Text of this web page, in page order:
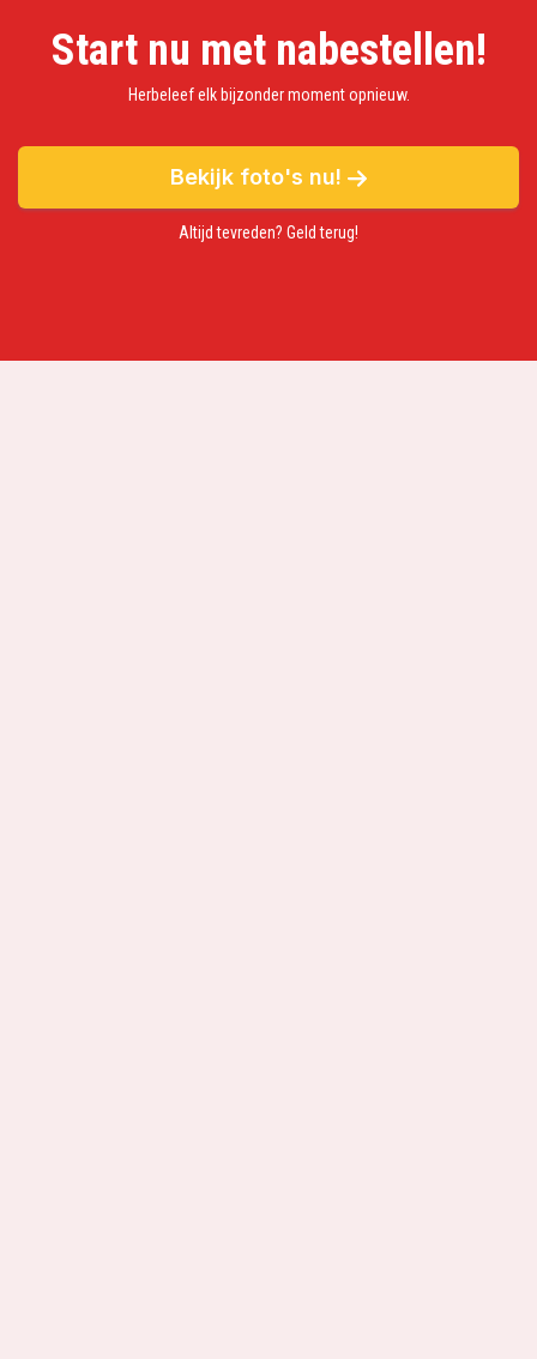
Start nu met nabestellen!
Herbeleef elk bijzonder moment opnieuw.
Bekijk foto's nu!
Altijd tevreden? Geld terug!